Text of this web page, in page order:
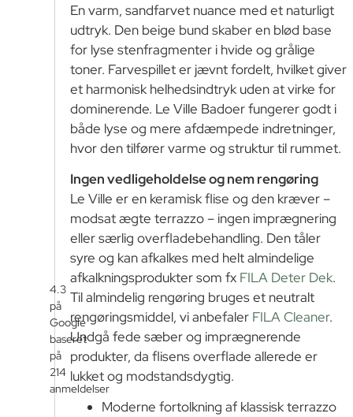
4.3
på
Google
baseret
på
214
anmeldelser
En varm, sandfarvet nuance med et naturligt
udtryk. Den beige bund skaber en blød base
for lyse stenfragmenter i hvide og grålige
toner. Farvespillet er jævnt fordelt, hvilket giver
et harmonisk helhedsindtryk uden at virke for
dominerende. Le Ville Badoer fungerer godt i
både lyse og mere afdæmpede indretninger,
hvor den tilfører varme og struktur til rummet.
Ingen vedligeholdelse og nem rengøring
Le Ville er en keramisk flise og den kræver –
modsat ægte terrazzo – ingen imprægnering
eller særlig overfladebehandling. Den tåler
syre og kan afkalkes med helt almindelige
afkalkningsprodukter som fx FILA Deter Dek.
Til almindelig rengøring bruges et neutralt
rengøringsmiddel, vi anbefaler FILA Cleaner.
Undgå fede sæber og imprægnerende
produkter, da flisens overflade allerede er
lukket og modstandsdygtig.
Moderne fortolkning af klassisk terrazzo